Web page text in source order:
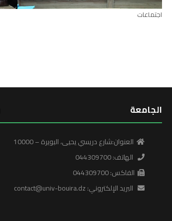
اجتماعات
الجامعة
العنوان:شارع دريسي يحيى، البويرة – 10000
الهاتف: 044309700
الفاكس: 044309700
البريد الإلكتروني: contact@univ-bouira.dz